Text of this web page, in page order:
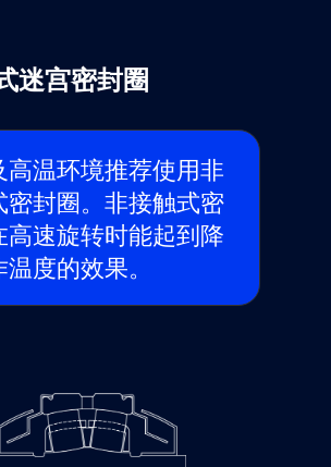
迷宫密封圈
高温环境推荐使用非
密封圈。非接触式密
高速旋转时能起到降
度的效果。